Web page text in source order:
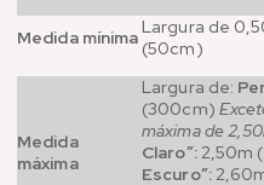
Medida mínimaLargura de
(50cm)
Medida
máxima
Largura de:
(300cm)
máxima de
Claro”:2,50m
Escuro”: